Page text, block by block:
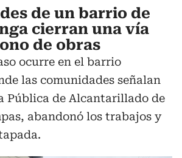
de un barrio de
cierran una vía
de obras
ocurre en el barrio
las comunidades señalan
Pública de Alcantarillado de
abandonó los trabajos y